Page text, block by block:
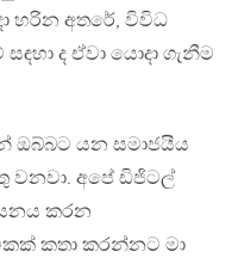
හරින අතරේ, විවිධ
ද ඒවා යොදා ගැනීම
ඔබ්බට යන සමාජයීය
වනවා. අපේ ඩිජිටල්
කරන
කතා කරන්නට මා